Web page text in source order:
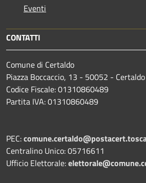
Eventi
CONTATTI
Comune di Certaldo
Piazza Boccaccio, 13 - 50052 - Certaldo
Codice Fiscale: 01310860489
Partita IVA: 01310860489
PEC:
Centralino Unico: 05716611
Ufficio Elettorale: